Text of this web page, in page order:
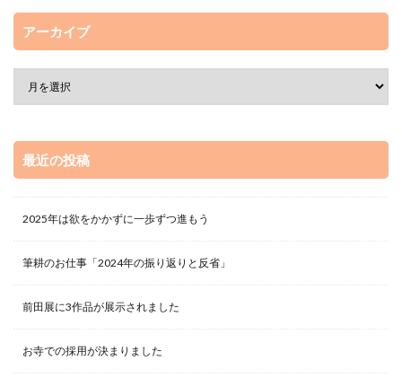
アーカイブ
最近の投稿
2025年は欲をかかずに一歩ずつ進もう
筆耕のお仕事「2024年の振り返りと反省」
前田展に3作品が展示されました
お寺での採用が決まりました